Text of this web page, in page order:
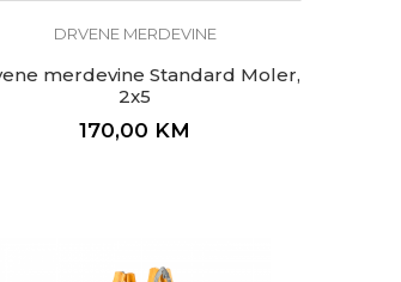
DRVENE MERDEVINE
merdevine Standard Moler,
2x5
170,00 KM